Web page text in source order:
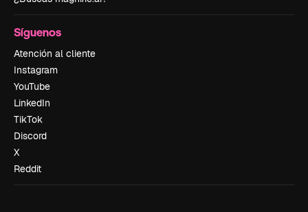
Síguenos
Atención al cliente
Instagram
YouTube
LinkedIn
TikTok
Discord
X
Reddit